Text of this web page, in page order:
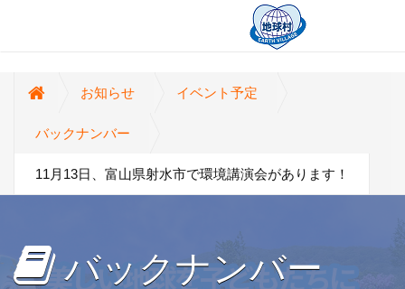
お知らせ イベント予定
バックナンバー
11月13日、富山県射水市で環境講演会があります！
バックナンバー